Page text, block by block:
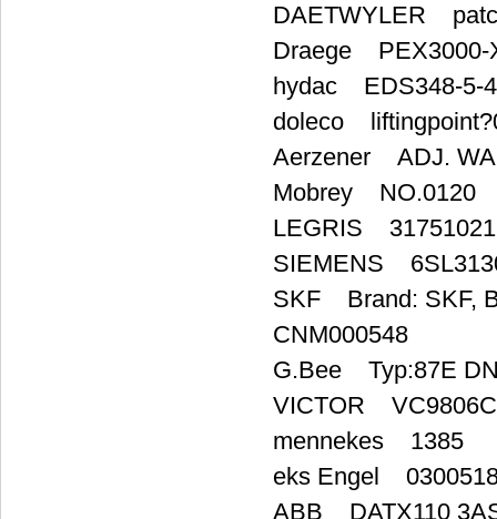
DAETWYLER
Draege PEX3000-
hydac EDS348-5-
doleco
Aerzener ADJ.
Mobrey NO.0120
LEGRIS 31751021
SIEMENS
SKF Brand: SKF,
CNM000548
G.Bee Typ:87E
VICTOR VC9806C
mennekes 1385
eks Engel
ABB DATX110